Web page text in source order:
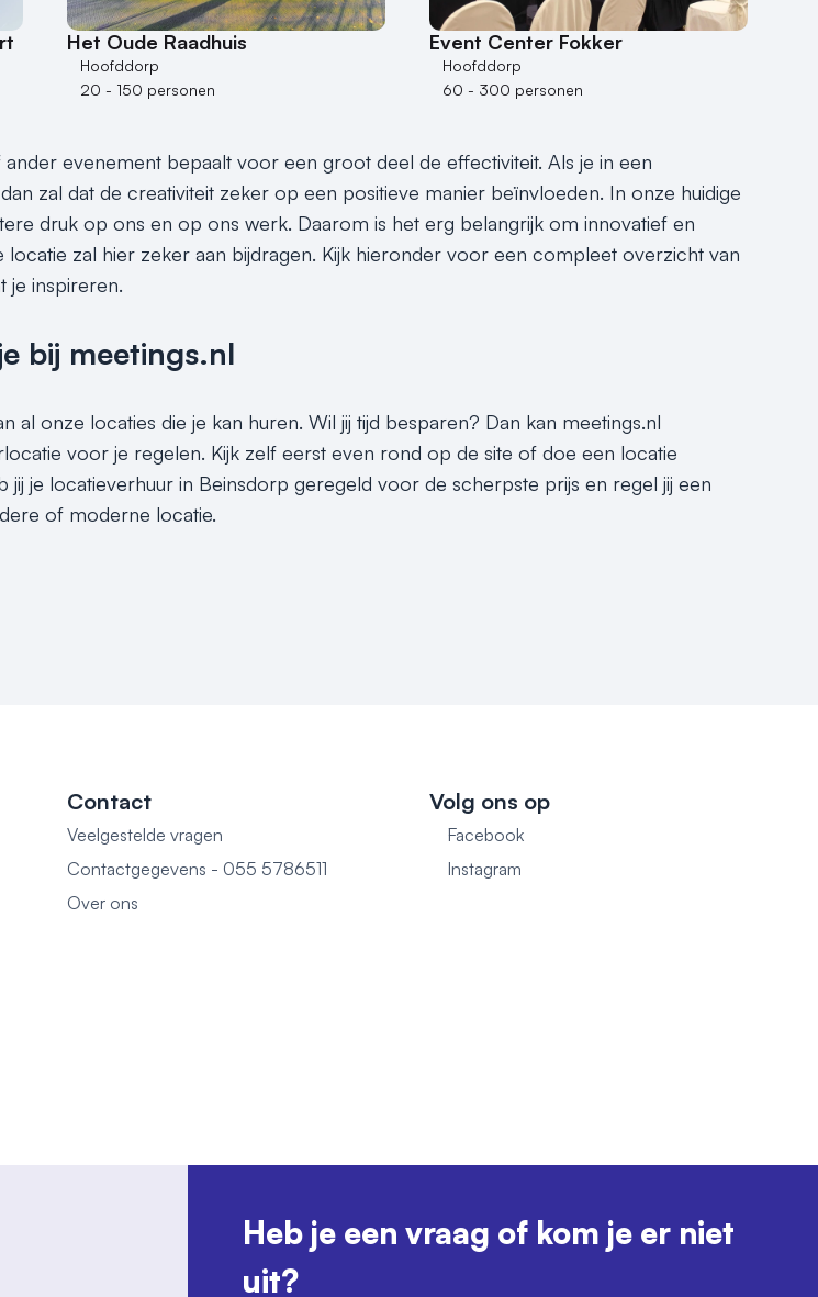
Het Oude Raadhuis
Hoofddorp
20 - 150 personen
Event Center Fokker
Hoofddorp
60 - 300 personen
evenement bepaalt voor een groot deel de effectiviteit. Als je in een
zal dat de creativiteit zeker op een positieve manier beïnvloeden. In onze huidige
druk op ons en op ons werk. Daarom is het erg belangrijk om innovatief en
zal hier zeker aan bijdragen. Kijk hieronder voor een compleet overzicht van
je inspireren.
bij meetings.nl
al onze locaties die je kan huren. Wil jij tijd besparen? Dan kan meetings.nl
voor je regelen. Kijk zelf eerst even rond op de site of doe een locatie
jij je locatieverhuur in Beinsdorp geregeld voor de scherpste prijs en regel jij een
of moderne locatie.
Contact
Veelgestelde vragen
Contactgegevens - 055 5786511
Over ons
Volg ons op
Facebook
Instagram
Heb je een vraag of kom je er niet
uit?